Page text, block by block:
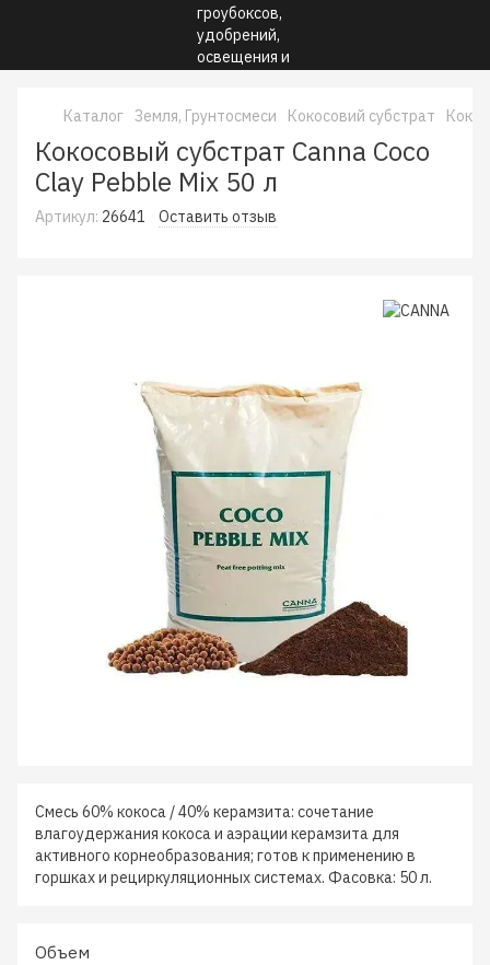
Каталог Земля, Грунтосмеси Кокосовий субстрат
Кокосовый субстрат Canna Coco
Clay Pebble Mix 50 л
Артикул: 26641 Оставить отзыв
Смесь 60% кокоса / 40% керамзита: сочетание
влагоудержания кокоса и аэрации керамзита для
активного корнеобразования; готов к применению в
горшках и рециркуляционных системах. Фасовка: 50 л.
Объем